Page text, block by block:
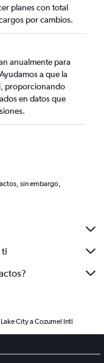
planes con total
por cambios.
anualmente para
a que la
proporcionando
en datos que
sin embargo,
ti
City a Cozumel Intl